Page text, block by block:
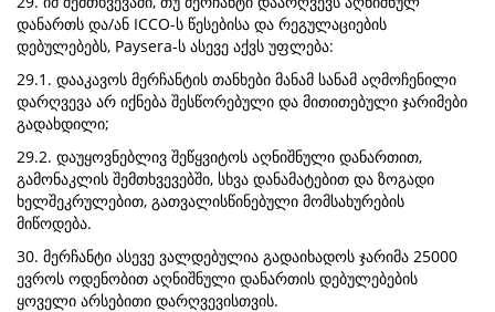
დანართს და/ან ICCO-ს წესებისა და რეგულაციების
დებულებებს, Paysera-ს ასევე აქვს უფლება:
29.1. დააკავოს მერჩანტის თანხები მანამ სანამ აღმოჩენილი
დარღვევა არ იქნება შესწორებული და მითითებული ჯარიმები
გადახდილი;
29.2. დაუყოვნებლივ შეწყვიტოს აღნიშნული დანართით,
გამონაკლის შემთხვევებში, სხვა დანამატებით და ზოგადი
ხელშეკრულებით, გათვალისწინებული მომსახურების
მიწოდება.
30. მერჩანტი ასევე ვალდებულია გადაიხადოს ჯარიმა 25000
ევროს ოდენობით აღნიშნული დანართის დებულებების
ყოველი არსებითი დარღვევისთვის.